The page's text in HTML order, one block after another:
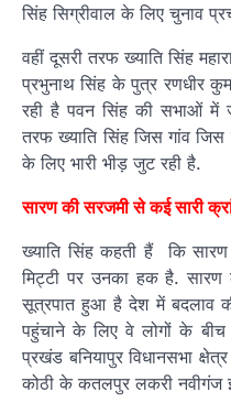
सिंह सिग्रीवाल के लिए चुनाव
वहीं दूसरी तरफ ख्याति सिंह
प्रभुनाथ सिंह के पुत्र रणधीर
रही है पवन सिंह की सभाओं में
तरफ ख्याति सिंह जिस गांव
के लिए भारी भीड़ जुट रही है.
सारण की सरजमी से कई सारी
ख्याति सिंह कहती हैं कि
मिट्टी पर उनका हक है. सारण
सूत्रपात हुआ है देश में बदलाव
पहुंचाने के लिए वे लोगों के बीच
प्रखंड बनियापुर विधानसभा
कोठी के कतलपुर लकरी नवीगंज